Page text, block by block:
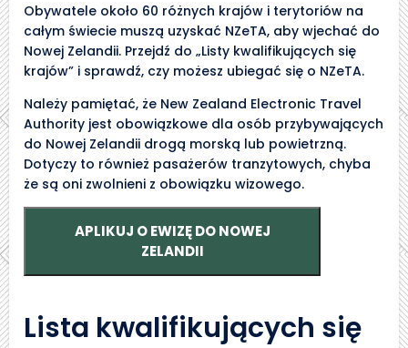
Obywatele około 60 różnych krajów i terytoriów na
całym świecie muszą uzyskać NZeTA, aby wjechać do
Nowej Zelandii. Przejdź do „Listy kwalifikujących się
krajów” i sprawdź, czy możesz ubiegać się o NZeTA.
Należy pamiętać, że New Zealand Electronic Travel
Authority jest obowiązkowe dla osób przybywających
do Nowej Zelandii drogą morską lub powietrzną.
Dotyczy to również pasażerów tranzytowych, chyba
że są oni zwolnieni z obowiązku wizowego.
APLIKUJ O EWIZĘ DO NOWEJ
ZELANDII
Lista kwalifikujących się